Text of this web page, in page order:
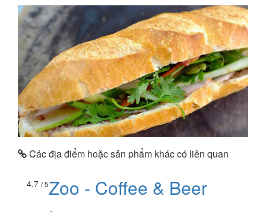
Các địa điểm hoặc sản phẩm khác có liên quan
4.7 / 5Zoo - Coffee & Beer